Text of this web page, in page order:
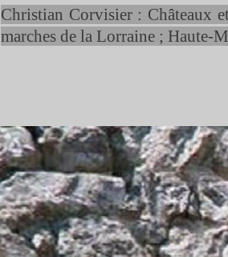
Christian Corvisier : Châteaux
marches de la Lorraine ; Haute-